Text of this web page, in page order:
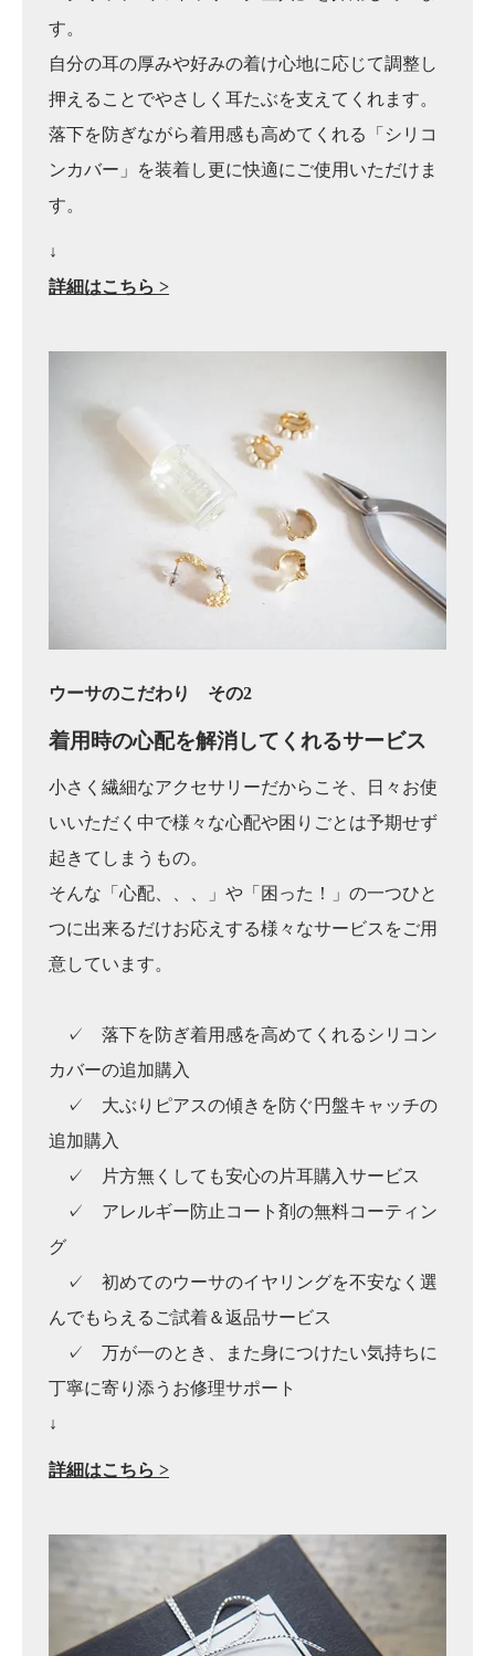
す。
自分の耳の厚みや好みの着け心地に応じて調整し
押えることでやさしく耳たぶを支えてくれます。
落下を防ぎながら着用感も高めてくれる「シリコ
ンカバー」を装着し更に快適にご使用いただけま
す。
↓
詳細はこちら >
ウーサのこだわり その2
着用時の心配を解消してくれるサービス
小さく繊細なアクセサリーだからこそ、日々お使
いいただく中で様々な心配や困りごとは予期せず
起きてしまうもの。
そんな「心配、、、」や「困った！」の一つひと
つに出来るだけお応えする様々なサービスをご用
意しています。
✓ 落下を防ぎ着用感を高めてくれるシリコン
カバーの追加購入
✓ 大ぶりピアスの傾きを防ぐ円盤キャッチの
追加購入
✓ 片方無くしても安心の片耳購入サービス
✓ アレルギー防止コート剤の無料コーティン
グ
✓ 初めてのウーサのイヤリングを不安なく選
んでもらえるご試着＆返品サービス
✓ 万が一のとき、また身につけたい気持ちに
丁寧に寄り添うお修理サポート
↓
詳細はこちら >